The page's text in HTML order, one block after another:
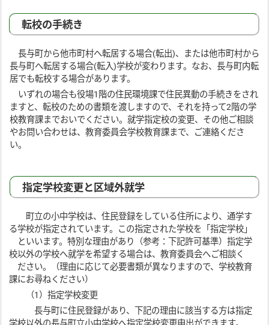
転校の手続き
長与町から他市町村へ転居する場合(転出)、または他市町村から
長与町へ転居する場合(転入)学校が変わります。なお、長与町内転
居でも転校する場合があります。
いずれの場合も役場1階の住民環境課で住民異動の手続きをされ
ますと、転校のための書類を渡しますので、それを持って2階の学
校教育課までおいでください。就学指定校の変更、その他ご相談
やお問い合わせは、教育委員会学校教育課まで、ご連絡くださ
い。
指定学校変更と区域外就学
町立の小中学校は、住民登録をしている住所により、通学す
る学校が指定されています。この指定された学校を「指定学校」
といいます。特別な理由があり（参考：下記許可基準）指定学
校以外の学校へ就学を希望する場合は、教育委員会へご相談く
ださい。（理由に応じて必要書類が異なりますので、学校教育
課にお尋ねください）
（1）指定学校変更
長与町に住民登録があり、下記の理由に該当する方は指定